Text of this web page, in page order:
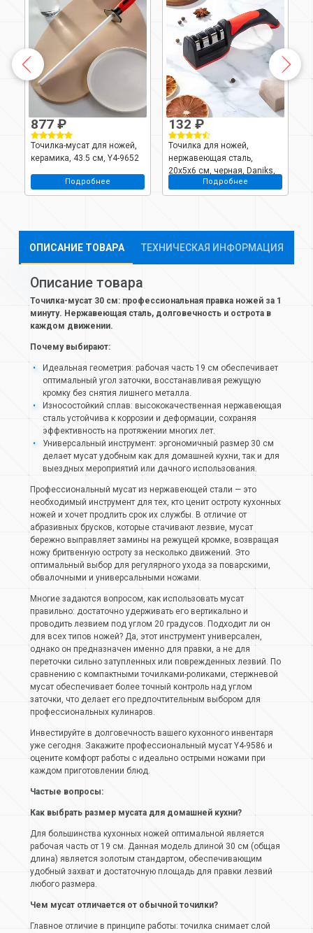
877 ₽
Точилка-мусат для ножей,
керамика, 43.5 см, Y4-9652
Подробнее
132 ₽
Точилка для ножей,
нержавеющая сталь,
20х5х6 см, черная, Daniks,
Подробнее
ОПИСАНИЕ ТОВАРА ТЕХНИЧЕСКАЯ ИНФОРМАЦИЯ
Описание товара
Точилка-мусат 30 см: профессиональная правка ножей за 1
минуту. Нержавеющая сталь, долговечность и острота в
каждом движении.
Почему выбирают:
Идеальная геометрия: рабочая часть 19 см обеспечивает
оптимальный угол заточки, восстанавливая режущую
кромку без снятия лишнего металла.
Износостойкий сплав: высококачественная нержавеющая
сталь устойчива к коррозии и деформации, сохраняя
эффективность на протяжении многих лет.
Универсальный инструмент: эргономичный размер 30 см
делает мусат удобным как для домашней кухни, так и для
выездных мероприятий или дачного использования.
Профессиональный мусат из нержавеющей стали — это
необходимый инструмент для тех, кто ценит остроту кухонных
ножей и хочет продлить срок их службы. В отличие от
абразивных брусков, которые стачивают лезвие, мусат
бережно выправляет замины на режущей кромке, возвращая
ножу бритвенную остроту за несколько движений. Это
оптимальный выбор для регулярного ухода за поварскими,
обвалочными и универсальными ножами.
Многие задаются вопросом, как использовать мусат
правильно: достаточно удерживать его вертикально и
проводить лезвием под углом 20 градусов. Подходит ли он
для всех типов ножей? Да, этот инструмент универсален,
однако он предназначен именно для правки, а не для
переточки сильно затупленных или поврежденных лезвий. По
сравнению с компактными точилками-роликами, стержневой
мусат обеспечивает более точный контроль над углом
заточки, что делает его предпочтительным выбором для
профессиональных кулинаров.
Инвестируйте в долговечность вашего кухонного инвентаря
уже сегодня. Закажите профессиональный мусат Y4-9586 и
оцените комфорт работы с идеально острыми ножами при
каждом приготовлении блюд.
Частые вопросы:
Как выбрать размер мусата для домашней кухни?
Для большинства кухонных ножей оптимальной является
рабочая часть от 19 см. Данная модель длиной 30 см (общая
длина) является золотым стандартом, обеспечивающим
удобный захват и достаточную площадь для правки лезвий
любого размера.
Чем мусат отличается от обычной точилки?
Главное отличие в принципе работы: точилка снимает слой